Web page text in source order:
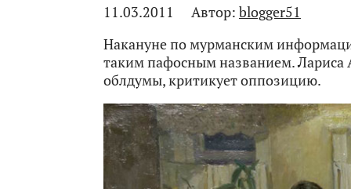
11.03.2011 Автор: blogger51
Накануне по мурманским
таким пафосным названием. Лариса
облдумы, критикует оппозицию.